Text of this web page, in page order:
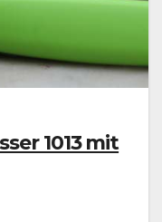
1013 mit